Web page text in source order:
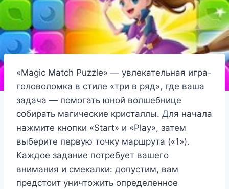
«Magic Match Puzzle» — увлекательная игра-
головоломка в стиле «три в ряд», где ваша
задача — помогать юной волшебнице
собирать магические кристаллы. Для начала
нажмите кнопки «Start» и «Play», затем
выберите первую точку маршрута («1»).
Каждое задание потребует вашего
внимания и смекалки: допустим, вам
предстоит уничтожить определенное